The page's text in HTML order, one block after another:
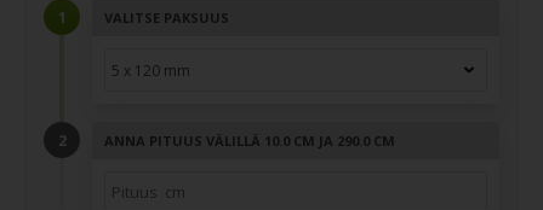
VALITSE PAKSUUS
ANNA PITUUS VÄLILLÄ 10.0 CM JA 290.0 CM